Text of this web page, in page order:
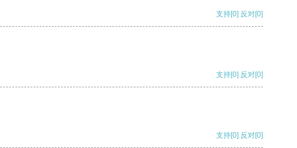
支持[0] 反对[0]
支持[0] 反对[0]
支持[0] 反对[0]